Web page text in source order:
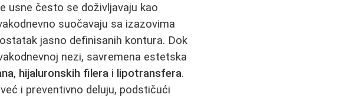
usne često se doživljavaju kao
suočavaju sa izazovima
jasno definisanih kontura. Dok
nezi, savremena estetska
, hijaluronskih filera i lipotransfera.
i preventivno deluju, podstičući